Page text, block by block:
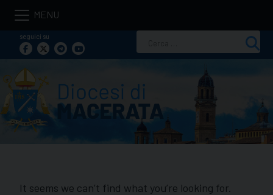
Skip
contentseguici su
per:
It seems we can’t find what you’re looking for.